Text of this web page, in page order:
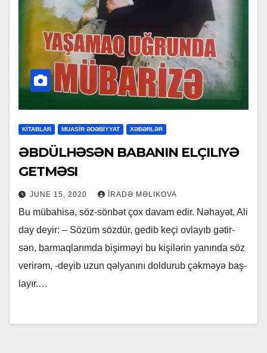
KİTABLAR MUASİR ƏDƏBİYYAT XƏBƏRLƏR
ƏBDÜLHƏSƏN BABANIN ELÇILIYƏ
JUNE 15, 2020 İRADƏ MƏLIKOVA
Bu mü­ba­hi­sə, söz-sön­bət çox da­vam edir. Nə­ha­yət, Ali
day de­yir: – Sö­züm söz­dür, ge­dib ke­çi ov­la­yıb gə­tir­
sən, bar­maq­la­rım­da bi­şir­mə­yi bu ki­şi­lə­rin ya­nın­da söz
ve­ri­rəm, -de­yib uzun qəl­ya­nı­nı dol­du­rub çək­mə­yə baş­
la­yır.…